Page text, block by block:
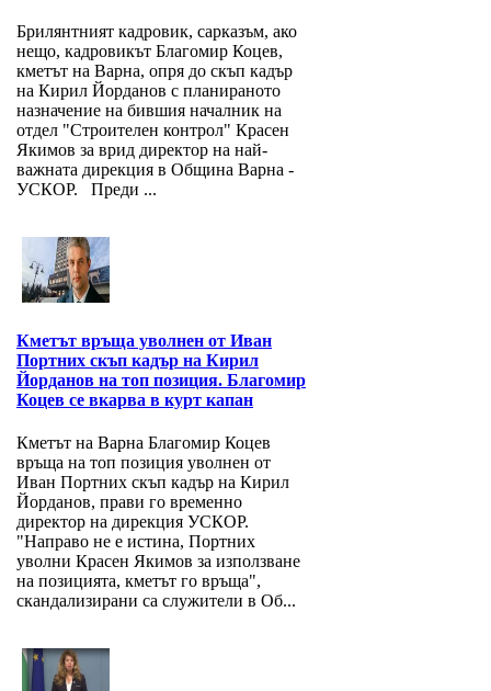
Брилянтният кадровик, сарказъм, ако
нещо, кадровикът Благомир Коцев,
кметът на Варна, опря до скъп кадър
на Кирил Йорданов с планираното
назначение на бившия началник на
отдел "Строителен контрол" Красен
Якимов за врид директор на най-
важната дирекция в Община Варна -
УСКОР. Преди ...
Кметът връща уволнен от Иван
Портних скъп кадър на Кирил
Йорданов на топ позиция. Благомир
Коцев се вкарва в курт капан
Кметът на Варна Благомир Коцев
връща на топ позиция уволнен от
Иван Портних скъп кадър на Кирил
Йорданов, прави го временно
директор на дирекция УСКОР.
"Направо не е истина, Портних
уволни Красен Якимов за използване
на позицията, кметът го връща",
скандализирани са служители в Об...